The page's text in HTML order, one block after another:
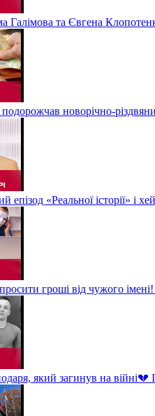
Галімова та Євгена
новорічно-
епізод «Реальної історії» і
гроші від чужого
який загинув на